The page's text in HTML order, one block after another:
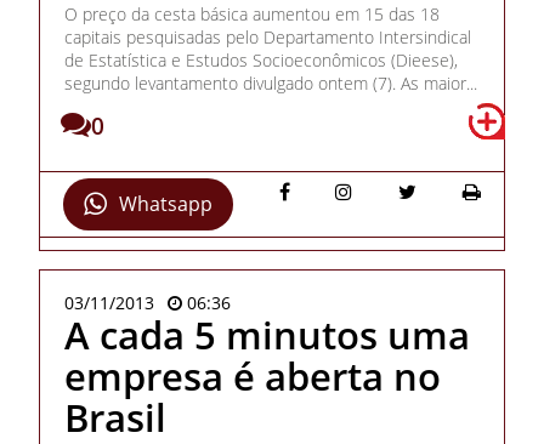
O preço da cesta básica aumentou em 15 das 18
capitais pesquisadas pelo Departamento Intersindical
de Estatística e Estudos Socioeconômicos (Dieese),
segundo levantamento divulgado ontem (7). As maior...
0
Whatsapp
03/11/2013 06:36
A cada 5 minutos uma
empresa é aberta no
Brasil